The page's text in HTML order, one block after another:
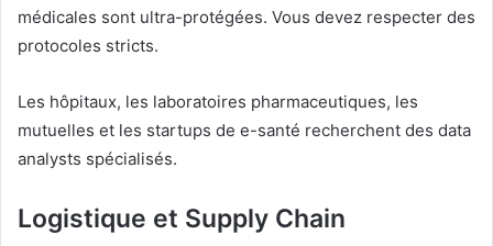
médicales sont ultra-protégées. Vous devez respecter des
protocoles stricts.
Les hôpitaux, les laboratoires pharmaceutiques, les
mutuelles et les startups de e-santé recherchent des data
analysts spécialisés.
Logistique et Supply Chain